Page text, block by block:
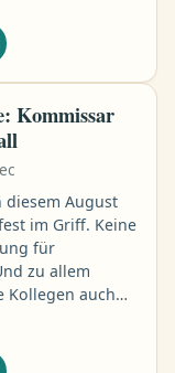
noch
zu
wenn der Mörder
Wie weit wird er
abzuhalten,
zu bringen …
Kommissar
diesem August
im Griff. Keine
für
zu allem
Kollegen auch
Doch
an der